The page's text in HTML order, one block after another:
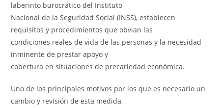
laberinto burocrático del Instituto
Nacional de la Seguridad Social (INSS), establecen
requisitos y procedimientos que obvian las
condiciones reales de vida de las personas y la necesidad
inminente de prestar apoyo y
cobertura en situaciones de precariedad económica.
Uno de los principales motivos por los que es necesario un
cambio y revisión de esta medida,